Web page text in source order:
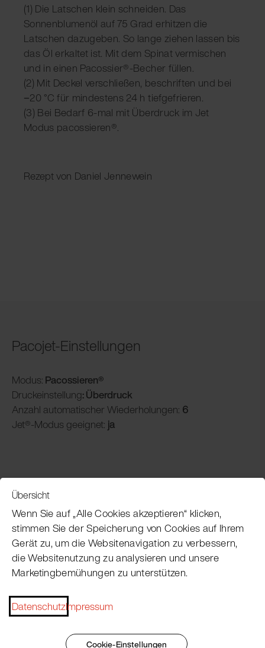
(1) Die Latschen klein schneiden. Das
Sonnenblumenöl auf 75 Grad erhitzen die
Latschen dazugeben. So lange ziehen lassen bis
das Öl erkaltet ist. Mit dem Spinat vermischen
und in einen Pacossier®-Becher füllen.
(2) Mit Deckel verschließen, beschriften und bei
−20 °C für mindestens 24 h tiefgefrieren.
(3) Bei Bedarf 6-mal mit Überdruck im Jet
Modus pacossieren®.
Rezept von Daniel Jennewein
Pacojet-Einstellungen
Modus: Pacossieren®
Druckeinstellung: Überdruck
Anzahl automatischer Wiederholungen: 6
Jet®-Modus geeignet: ja
Pacojet Newsletter
Möchten Sie regelmäßig über Neuigkeiten,
Laufenden bleiben?
Jetzt abonnieren
Übersicht
Wenn Sie auf „Alle Cookies akzeptieren“ klicken,
stimmen Sie der Speicherung von Cookies auf Ihrem
Gerät zu, um die Websitenavigation zu verbessern,
die Websitenutzung zu analysieren und unsere
Marketingbemühungen zu unterstützen.
DatenschutzImpressum
Cookie-Einstellungen